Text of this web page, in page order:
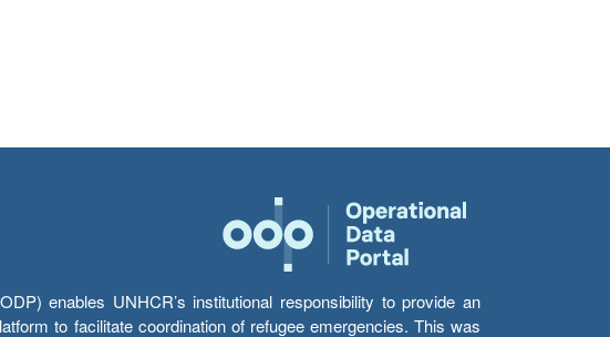
enables UNHCR’s institutional responsibility to provide an
to facilitate coordination of refugee emergencies. This was